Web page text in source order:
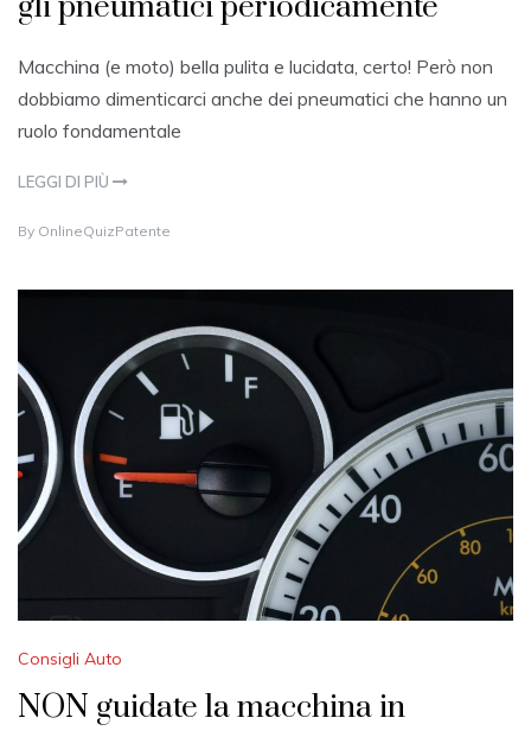
Macchina (e moto) bella pulita e lucidata, certo! Però non
dobbiamo dimenticarci anche dei pneumatici che hanno un
ruolo fondamentale
LEGGI DI PIÙ
2
U
S
T
2
0
1
By OnlineQuizPatente
Consigli Auto
NON guidate la macchina in